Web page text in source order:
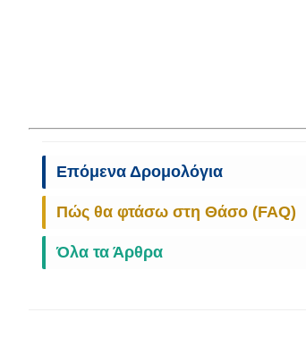
Επόμενα Δρομολόγια
Πώς θα φτάσω στη Θάσο (FAQ)
Όλα τα Άρθρα